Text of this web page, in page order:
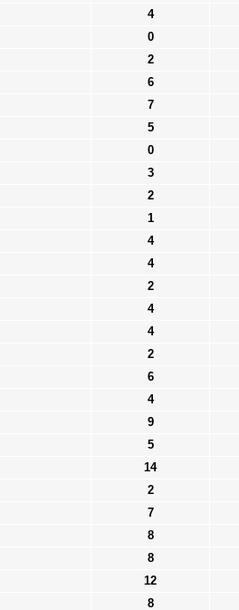
4
0
2
6
7
5
0
3
2
1
4
4
2
4
4
2
6
4
9
5
14
2
7
8
8
12
8